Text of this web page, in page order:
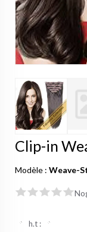
Clip-in
Modèle : Weave-
h.t :